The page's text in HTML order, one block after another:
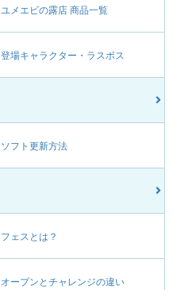
ユメエビの露店 商品一覧
登場キャラクター・ラスボス
ソフト更新方法
フェスとは？
オープンとチャレンジの違い